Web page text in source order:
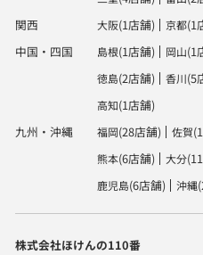
関西
大阪(1店舗) 京都(1
中国・四国
島根(1店舗) 岡山(1
徳島(2店舗) 香川(5
高知(1店舗)
九州・沖縄
福岡(28店舗) 佐賀
熊本(6店舗) 大分
鹿児島(6店舗) 沖縄
株式会社ほけんの110番